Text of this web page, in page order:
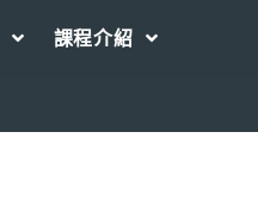
課程介紹